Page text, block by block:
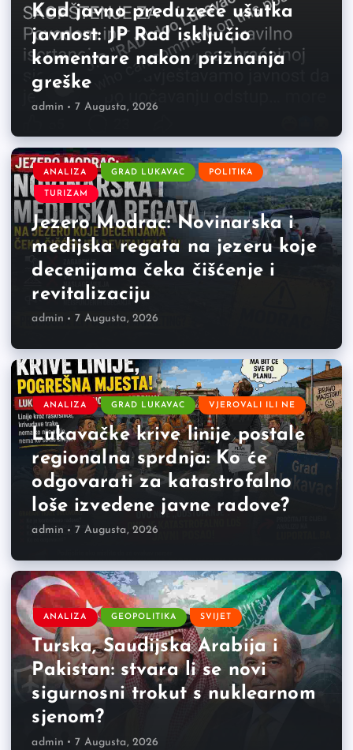
Kad javno preduzeće ušutka
javnost: JP Rad isključio
komentare nakon priznanja
greške
admin 7 Augusta, 2026
ANALIZA GRAD LUKAVAC POLITIKA
TURIZAM
Jezero Modrac: Novinarska i
medijska regata na jezeru koje
decenijama čeka čišćenje i
revitalizaciju
admin 7 Augusta, 2026
ANALIZA GRAD LUKAVAC VJEROVALI ILI NE
Lukavačke krive linije postale
regionalna sprdnja: Ko će
odgovarati za katastrofalno
loše izvedene javne radove?
admin 7 Augusta, 2026
ANALIZA GEOPOLITIKA SVIJET
Turska, Saudijska Arabija i
Pakistan: stvara li se novi
sigurnosni trokut s nuklearnom
sjenom?
admin 7 Augusta, 2026